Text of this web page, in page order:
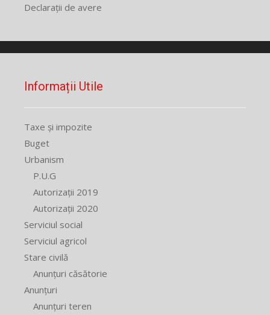
Declarații de avere
Informații Utile
Taxe și impozite
Buget
Urbanism
P.U.G
Autorizații 2019
Autorizații 2020
Serviciul social
Serviciul agricol
Stare civilă
Anunțuri căsătorie
Anunțuri
Anunțuri teren